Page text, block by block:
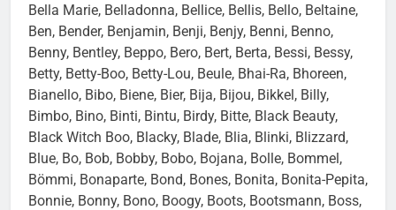
Bella Marie, Belladonna, Bellice, Bellis, Bello, Beltaine,
Ben, Bender, Benjamin, Benji, Benjy, Benni, Benno,
Benny, Bentley, Beppo, Bero, Bert, Berta, Bessi, Bessy,
Betty, Betty-Boo, Betty-Lou, Beule, Bhai-Ra, Bhoreen,
Bianello, Bibo, Biene, Bier, Bija, Bijou, Bikkel, Billy,
Bimbo, Bino, Binti, Bintu, Birdy, Bitte, Black Beauty,
Black Witch Boo, Blacky, Blade, Blia, Blinki, Blizzard,
Blue, Bo, Bob, Bobby, Bobo, Bojana, Bolle, Bommel,
Bömmi, Bonaparte, Bond, Bones, Bonita, Bonita-Pepita,
Bonnie, Bonny, Bono, Boogy, Boots, Bootsmann, Boss,